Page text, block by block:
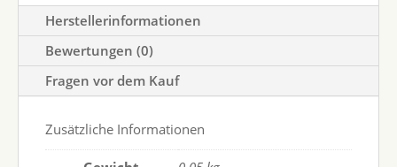
Herstellerinformationen
Bewertungen (0)
Fragen vor dem Kauf
Zusätzliche Informationen